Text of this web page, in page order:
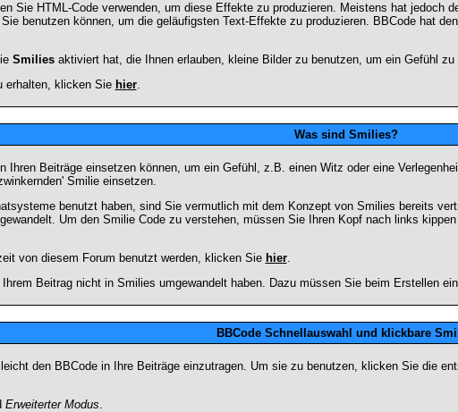
Sie HTML-Code verwenden, um diese Effekte zu produzieren. Meistens hat jedoch
benutzen können, um die geläufigsten Text-Effekte zu produzieren. BBCode hat
Smiliesaktiviert hat, die Ihnen erlauben, kleine Bilder zu benutzen, um ein Gefühl zu
erhalten, klicken Sie hier.
Was sind Smilies?
Ihren Beiträge einsetzen können, um ein Gefühl, z.B. einen Witz oder eine
Smilie einsetzen.
benutzt haben, sind Sie vermutlich mit dem Konzept von Smilies bereits
Um den Smilie Code zu verstehen, müssen Sie Ihren Kopf nach links
von diesem Forum benutzt werden, klicken Sie hier.
Beitrag nicht in Smilies umgewandelt haben. Dazu müssen Sie beim Erstellen
BBCode Schnellauswahl und klickbare
den BBCode in Ihre Beiträge einzutragen. Um sie zu benutzen, klicken Sie die
Erweiterter Modus.